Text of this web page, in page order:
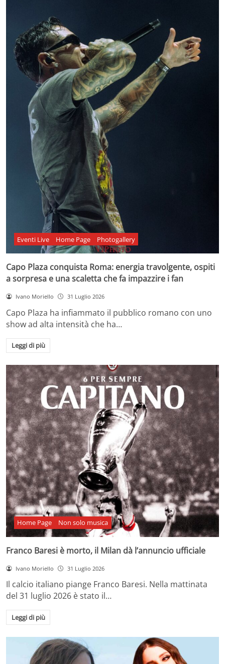
Eventi Live Home Page Photogallery
Capo Plaza conquista Roma: energia travolgente, ospiti
a sorpresa e una scaletta che fa impazzire i fan
Ivano Moriello 31 Luglio 2026
Capo Plaza ha infiammato il pubblico romano con uno
show ad alta intensità che ha…
Leggi di più
Home Page Non solo musica
Franco Baresi è morto, il Milan dà l’annuncio ufficiale
Ivano Moriello 31 Luglio 2026
Il calcio italiano piange Franco Baresi. Nella mattinata
del 31 luglio 2026 è stato il…
Leggi di più